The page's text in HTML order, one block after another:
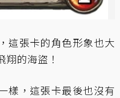
這張卡的角色形象也大
的海盜！
樣，這張卡最後也沒有